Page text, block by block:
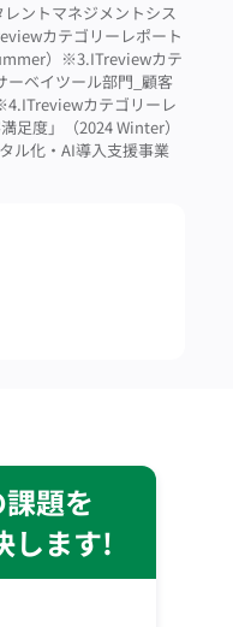
ントマネジメントシス
カテゴリーレポート
） ※3.ITreviewカテ
ーベイツール部門_顧客
カテゴリーレ
足度」（2024 Winter）
ル化・AI導入支援事業
題を
します!